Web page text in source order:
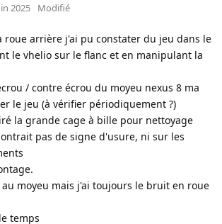
2025 Modifié
roue arrière j'ai pu constater du jeu dans le
le vhelio sur le flanc et en manipulant la
/ contre écrou du moyeu nexus 8 ma
le jeu (à vérifier périodiquement ?)
la grande cage à bille pour nettoyage
pas de signe d'usure, ni sur les
au moyeu mais j'ai toujours le bruit en roue
temps